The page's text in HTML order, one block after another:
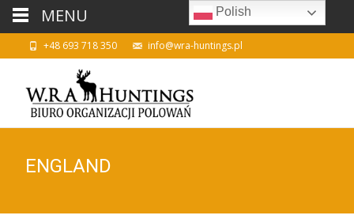
+48 693 718 350 info@wra-huntings.pl
ENGLAND
Polish
MENU